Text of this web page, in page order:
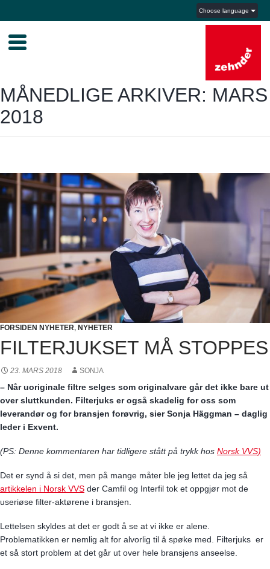
Choose language
MÅNEDLIGE ARKIVER: MARS
2018
FORSIDEN NYHETER, NYHETER
FILTERJUKSET MÅ STOPPES
23. MARS 2018 SONJA
– Når uoriginale filtre selges som originalvare går det ikke bare ut
over sluttkunden. Filterjuks er også skadelig for oss som
leverandør og for bransjen forøvrig, sier Sonja Häggman – daglig
leder i Exvent.
(PS: Denne kommentaren har tidligere stått på trykk hos Norsk VVS)
Det er synd å si det, men på mange måter ble jeg lettet da jeg så
artikkelen i Norsk VVS der Camfil og Interfil tok et oppgjør mot de
useriøse filter-aktørene i bransjen.
Lettelsen skyldes at det er godt å se at vi ikke er alene.
Problematikken er nemlig alt for alvorlig til å spøke med. Filterjuks er
et så stort problem at det går ut over hele bransjens anseelse.